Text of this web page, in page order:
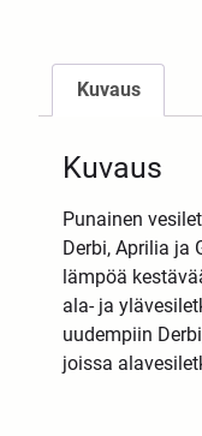
Kuvaus
Kuvaus
Punainen
Derbi, Aprilia ja
lämpöä
ala- ja
uudempiin
joissa